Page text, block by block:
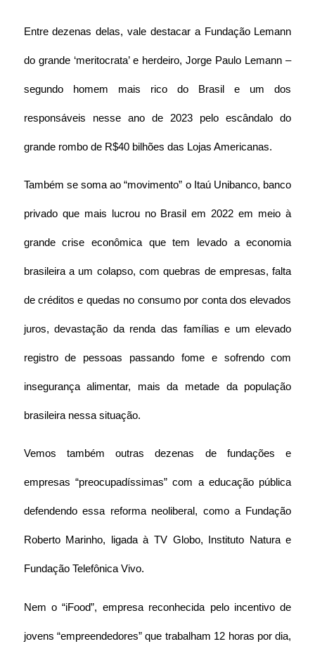
Entre dezenas delas, vale destacar a Fundação Lemann
do grande ‘meritocrata’ e herdeiro, Jorge Paulo Lemann –
segundo homem mais rico do Brasil e um dos
responsáveis nesse ano de 2023 pelo escândalo do
grande rombo de R$40 bilhões das Lojas Americanas.
Também se soma ao “movimento” o Itaú Unibanco, banco
privado que mais lucrou no Brasil em 2022 em meio à
grande crise econômica que tem levado a economia
brasileira a um colapso, com quebras de empresas, falta
de créditos e quedas no consumo por conta dos elevados
juros, devastação da renda das famílias e um elevado
registro de pessoas passando fome e sofrendo com
insegurança alimentar, mais da metade da população
brasileira nessa situação.
Vemos também outras dezenas de fundações e
empresas “preocupadíssimas” com a educação pública
defendendo essa reforma neoliberal, como a Fundação
Roberto Marinho, ligada à TV Globo, Instituto Natura e
Fundação Telefônica Vivo.
Nem o “iFood”, empresa reconhecida pelo incentivo de
jovens “empreendedores” que trabalham 12 horas por dia,